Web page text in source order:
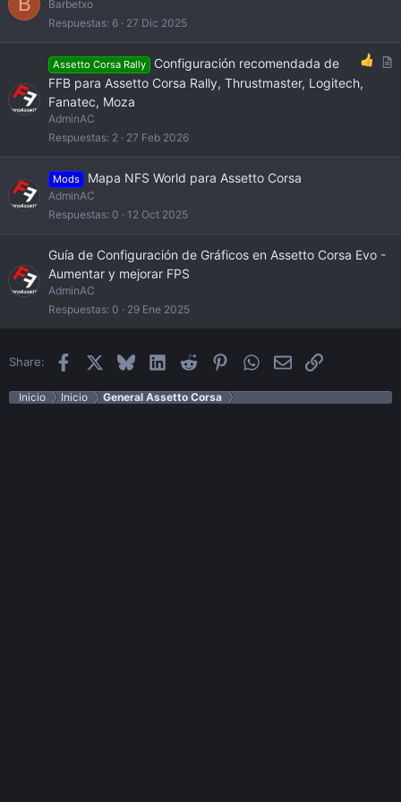
Barbetxo
Respuestas 6 27 Dic 2025
Assetto Corsa Rally
Configuración recomendada de
FFB para Assetto Corsa Rally, Thrustmaster, Logitech,
Fanatec, Moza
AdminAC
Respuestas 2 27 Feb 2026
Mods Mapa NFS World para Assetto Corsa
AdminAC
Respuestas 0 12 Oct 2025
Guía de Configuración de Gráficos en Assetto Corsa Evo -
Aumentar y mejorar FPS
AdminAC
Respuestas 0 29 Ene 2025
Share: Facebook BlueskyLinkedInReddit PinterestWhatsApp
EmailEnlace
Inicio Inicio General Assetto Corsa